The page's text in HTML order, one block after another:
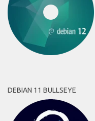
DEBIAN 11 BULLSEYE